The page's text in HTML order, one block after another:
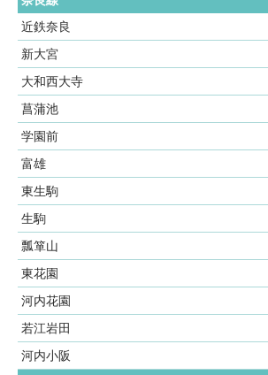
近鉄奈良
新大宮
大和西大寺
菖蒲池
学園前
富雄
東生駒
生駒
瓢箪山
東花園
河内花園
若江岩田
河内小阪